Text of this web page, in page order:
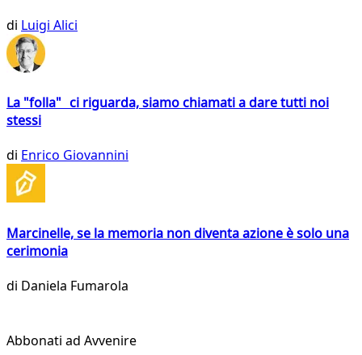
di Luigi Alici
La "folla" ci riguarda, siamo chiamati a dare tutti noi
stessi
di Enrico Giovannini
Marcinelle, se la memoria non diventa azione è solo una
cerimonia
di Daniela Fumarola
Abbonati ad Avvenire